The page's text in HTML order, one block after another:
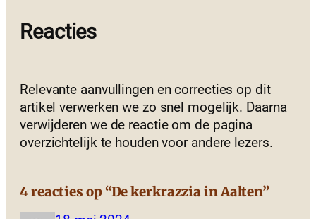
Reacties
Relevante aanvullingen en correcties op dit
artikel verwerken we zo snel mogelijk. Daarna
verwijderen we de reactie om de pagina
overzichtelijk te houden voor andere lezers.
4 reacties op “De kerkrazzia in Aalten”